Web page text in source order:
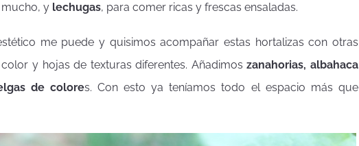
y lechugas, para comer ricas y frescas ensaladas.
me puede y quisimos acompañar estas hortalizas con otras
y hojas de texturas diferentes. Añadimoszanahorias, albahaca
de colores. Con esto ya teníamos todo el espacio más que